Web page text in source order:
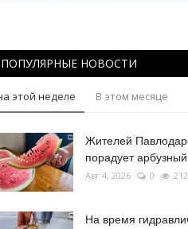
ПОПУЛЯРНЫЕ НОВОСТИ
этой неделе В этом месяце
Жителей
порадует
Авг 4, 2026 0
На время